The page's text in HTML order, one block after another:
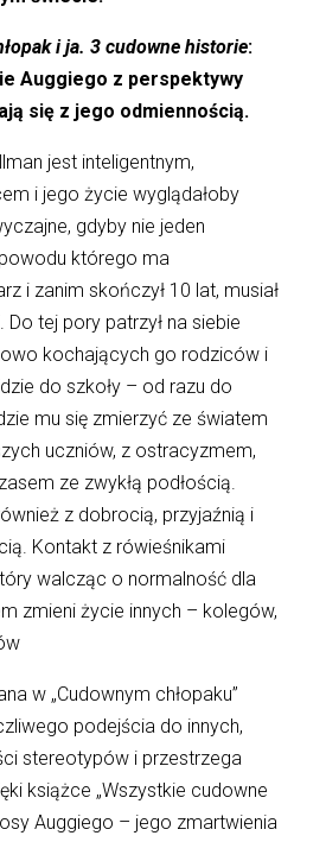
i ja. 3 cudowne historie:
Auggiego z perspektywy
się z jego odmiennością.
jest inteligentnym,
i jego życie wyglądałoby
gdyby nie jeden
którego ma
i zanim skończył 10 lat, musiał
tej pory patrzył na siebie
kochających go rodziców i
do szkoły – od razu do
mu się zmierzyć ze światem
uczniów, z ostracyzmem,
ze zwykłą podłością.
z dobrocią, przyjaźnią i
Kontakt z rówieśnikami
walcząc o normalność dla
zmieni życie innych – kolegów,
w „Cudownym chłopaku”
podejścia do innych,
stereotypów i przestrzega
książce „Wszystkie cudowne
Auggiego – jego zmartwienia